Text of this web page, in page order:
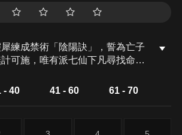
練成禁術「陰陽訣」，誓為亡子
可施，唯有派七仙下凡尋找命定
伯！進城後銀兩被竊陷困境，偶
- 40 41 - 60 61 - 70